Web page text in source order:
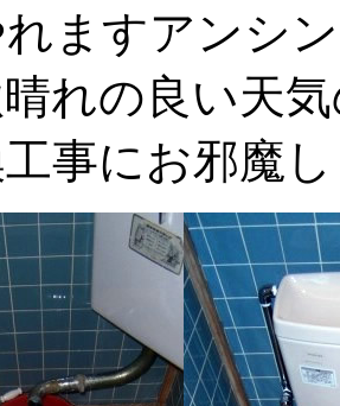
ますアンシ
れの良い天
事にお邪魔